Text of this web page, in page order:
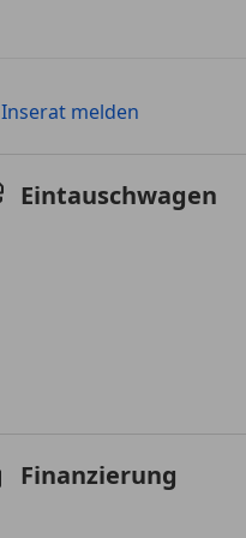
Inserat melden
Eintauschwagen
Finanzierung